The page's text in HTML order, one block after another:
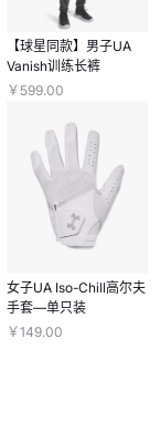
【球星同款】男子UA
Vanish训练长裤
￥599.00
女子UA Iso-Chill高尔夫
手套—单只装
￥149.00